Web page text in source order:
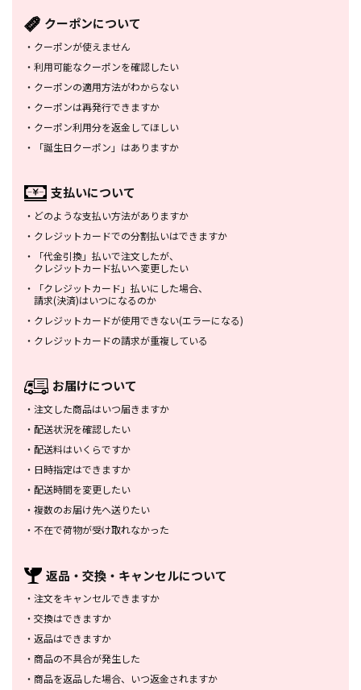
クーポンについて
・ クーポンが使えません
・ 利用可能なクーポンを確認したい
・ クーポンの適用方法がわからない
・ クーポンは再発行できますか
・ クーポン利用分を返金してほしい
・
「誕生日クーポン」はありますか
支払いについて
・ どのような支払い方法がありますか
・ クレジットカードでの分割払いはできますか
・
「代金引換」払いで注文したが、
クレジットカード払いへ変更したい
・
「クレジットカード」払いにした場合、
請求(決済)はいつになるのか
・ クレジットカードが使用できない(エラーになる)
・ クレジットカードの請求が重複している
お届けについて
・ 注文した商品はいつ届きますか
・ 配送状況を確認したい
・ 配送料はいくらですか
・ 日時指定はできますか
・ 配送時間を変更したい
・ 複数のお届け先へ送りたい
・ 不在で荷物が受け取れなかった
返品・交換・ キャンセルについて
・ 注文をキャンセルできますか
・ 交換はできますか
・ 返品はできますか
・ 商品の不具合が発生した
・ 商品を返品した場合、 いつ返金されますか